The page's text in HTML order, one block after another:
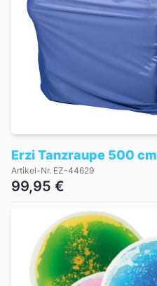
Erzi Tanzraupe 500 cm
Artikel-Nr. EZ-44629
99,95 €